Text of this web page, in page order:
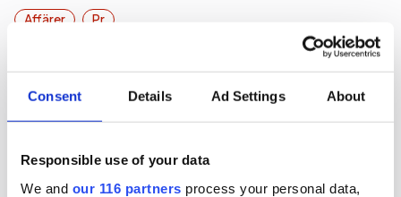
Consent Details Ad Settings About
Responsible use of your data
We and our 116 partners process your personal data,
Affärer Pr
2026-07-31, 07:00
700 miljoner för Rud Pedersen
både intäkten och lönsamheten och passerade